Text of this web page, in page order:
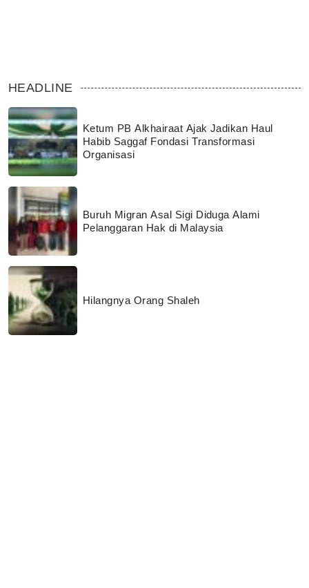
HEADLINE
Ketum PB Alkhairaat Ajak Jadikan Haul
Habib Saggaf Fondasi Transformasi
Organisasi
Buruh Migran Asal Sigi Diduga Alami
Pelanggaran Hak di Malaysia
Hilangnya Orang Shaleh